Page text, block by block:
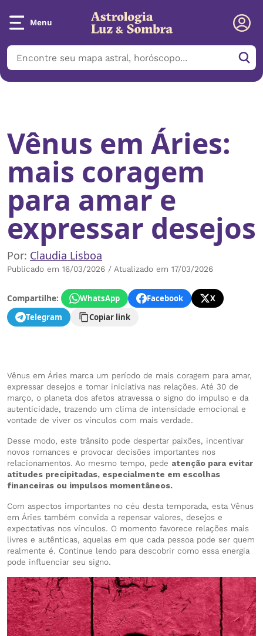
Menu
Início/Notícias/Vênus em Áries: mais coragem para amar e
Vênus em Áries:
mais coragem
para amar e
expressar desejos
Por: Claudia Lisboa
Publicado em 16/03/2026 / Atualizado em 17/03/2026
Compartilhe: WhatsApp Facebook
X
Telegram
Copiar link
Vênus em Áries marca um período de mais coragem para amar,
expressar desejos e tomar iniciativa nas relações. Até 30 de
março, o planeta dos afetos atravessa o signo do impulso e da
autenticidade, trazendo um clima de intensidade emocional e
vontade de viver os vínculos com mais verdade.
Desse modo, este trânsito pode despertar paixões, incentivar
novos romances e provocar decisões importantes nos
relacionamentos. Ao mesmo tempo, pede atenção para evitar
atitudes precipitadas, especialmente em escolhas
financeiras ou impulsos momentâneos.
Com aspectos importantes no céu desta temporada, esta Vênus
em Áries também convida a repensar valores, desejos e
expectativas nos vínculos. O momento favorece relações mais
livres e autênticas, aquelas em que cada pessoa pode ser quem
realmente é. Continue lendo para descobrir como essa energia
pode influenciar seu signo.